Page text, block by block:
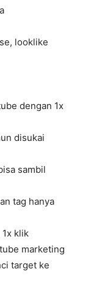
looklike
dengan 1x
disukai
sambil
tag hanya
klik
marketing
target ke